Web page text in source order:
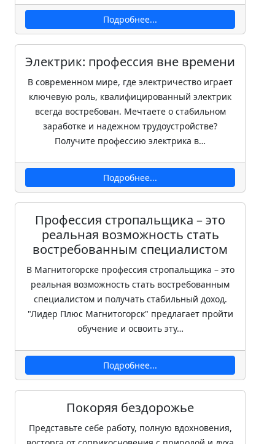
Подробнее...
Электрик: профессия вне времени
В современном мире, где электричество играет
ключевую роль, квалифицированный электрик
всегда востребован. Мечтаете о стабильном
заработке и надежном трудоустройстве?
Получите профессию электрика в…
Подробнее...
Профессия стропальщика – это
реальная возможность стать
востребованным специалистом
В Магнитогорске профессия стропальщика – это
реальная возможность стать востребованным
специалистом и получать стабильный доход.
"Лидер Плюс Магнитогорск" предлагает пройти
обучение и освоить эту…
Подробнее...
Покоряя бездорожье
Представьте себе работу, полную вдохновения,